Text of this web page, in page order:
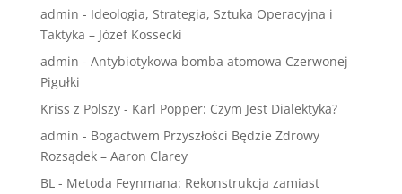
admin - Ideologia, Strategia, Sztuka Operacyjna i
Taktyka – Józef Kossecki
admin - Antybiotykowa bomba atomowa Czerwonej
Pigułki
Kriss z Polszy- Karl Popper: Czym Jest Dialektyka?
admin - Bogactwem Przyszłości Będzie Zdrowy
Rozsądek – Aaron Clarey
BL- Metoda Feynmana: Rekonstrukcja zamiast